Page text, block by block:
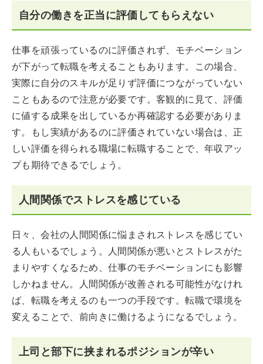
自分の働きを正当に評価してもらえない
仕事を頑張っているのに評価されず、モチベーション
が下がって転職を考えることもあります。この場合、
実際に自分のスキルが足りず評価につながっていない
こともあるので注意が必要です。客観的に見て、評価
に値する成果を出しているか再確認する必要がありま
す。もし実績があるのに評価されていない場合は、正
しい評価を得られる職場に転職することで、年収アッ
プも期待できるでしょう。
人間関係でストレスを感じている
日々、会社の人間関係に悩まされストレスを感じてい
る人もいるでしょう。人間関係が悪いとストレスがた
まりやすくなるため、仕事のモチベーションにも影響
しかねません。人間関係が改善される可能性がなけれ
ば、転職を考えるのも一つの手段です。転職で環境を
変えることで、前向きに働けるようになるでしょう。
上司と部下に挟まれるポジションが辛い